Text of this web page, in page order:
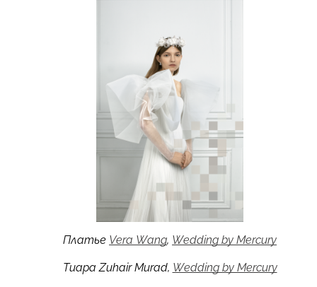
Платье Vera Wang, Wedding by Mercury
Тиара Zuhair Murad, Wedding by Mercury